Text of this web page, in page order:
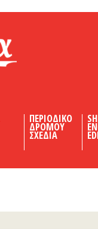
ΠΕΡΙΟΔΙΚΟ
ΔΡΟΜΟΥ
ΣΧΕΔΙΑ